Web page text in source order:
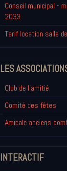
Conseil municipal -
2033
Tarif location salle
LES
Club de l'amitié
Comité des fêtes
Amicale anciens
INTERACTIF